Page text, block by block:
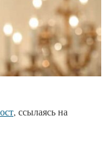
, ссылаясь на